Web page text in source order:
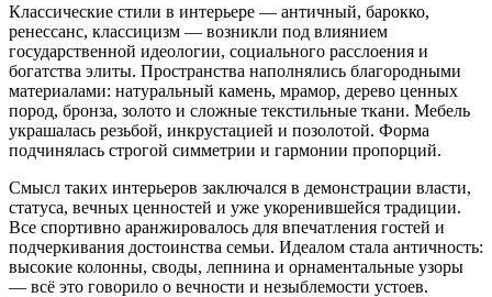
Классические стили в интерьере — античный, барокко,
ренессанс, классицизм — возникли под влиянием
государственной идеологии, социального расслоения и
богатства элиты. Пространства наполнялись благородными
материалами: натуральный камень, мрамор, дерево ценных
пород, бронза, золото и сложные текстильные ткани. Мебель
украшалась резьбой, инкрустацией и позолотой. Форма
подчинялась строгой симметрии и гармонии пропорций.
Смысл таких интерьеров заключался в демонстрации власти,
статуса, вечных ценностей и уже укоренившейся традиции.
Все спортивно аранжировалось для впечатления гостей и
подчеркивания достоинства семьи. Идеалом стала античность:
высокие колонны, своды, лепнина и орнаментальные узоры
— всё это говорило о вечности и незыблемости устоев.